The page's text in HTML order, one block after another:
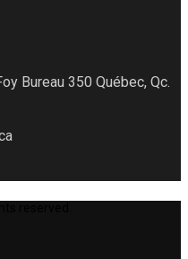
Bureau 350 Québec, Qc.